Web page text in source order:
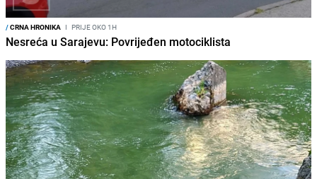
/CRNA HRONIKA I PRIJE OKO 1H
Nesreća u Sarajevu: Povrijeđen motociklista